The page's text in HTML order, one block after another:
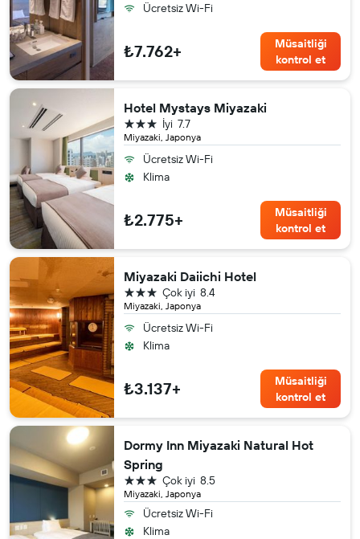
Ücretsiz Wi-Fi
₺7.762+
Müsaitliği
kontrol et
Hotel Mystays Miyazaki
Miyazaki, Japonya
7.7
İyi
3 yıldız
Ücretsiz Wi-Fi
Klima
₺2.775+
Müsaitliği
kontrol et
Miyazaki Daiichi Hotel
Miyazaki, Japonya
8.4
Çok iyi
3 yıldız
Ücretsiz Wi-Fi
Klima
₺3.137+
Müsaitliği
kontrol et
Dormy Inn Miyazaki Natural Hot
Spring
Miyazaki, Japonya
8.5
Çok iyi
3 yıldız
Ücretsiz Wi-Fi
Klima